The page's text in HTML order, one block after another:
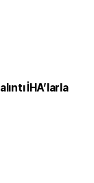
İHA’larla